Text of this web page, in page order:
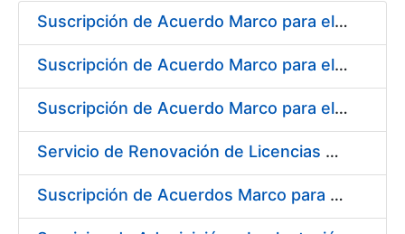
Suscripción de Acuerdo Marco para el Suministro de Material de Hierro para la Fábrica de Papel de Seguridad de la FNMT-RCM en Burgos
Suscripción de Acuerdo Marco para el Suministro de Material de Neumática para la Fábrica de Papel de Seguridad de la FNMT-RCM en Burgos
Suscripción de Acuerdo Marco para el Suministro de Material de Acero Inoxidable para la Fábrica de Papel de Seguridad de la FNMT-RCM en Burgos
Servicio de Renovación de Licencias Adobe
Suscripción de Acuerdos Marco para el Suministro de Equipos de Protección Individual (EPI’s)